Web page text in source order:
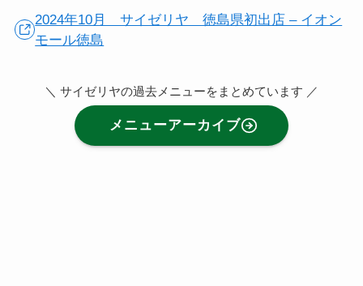
2024年10月 サイゼリヤ 徳島県初出店 – イオン
モール徳島
＼ サイゼリヤの過去メニューをまとめています ／
メニューアーカイブ